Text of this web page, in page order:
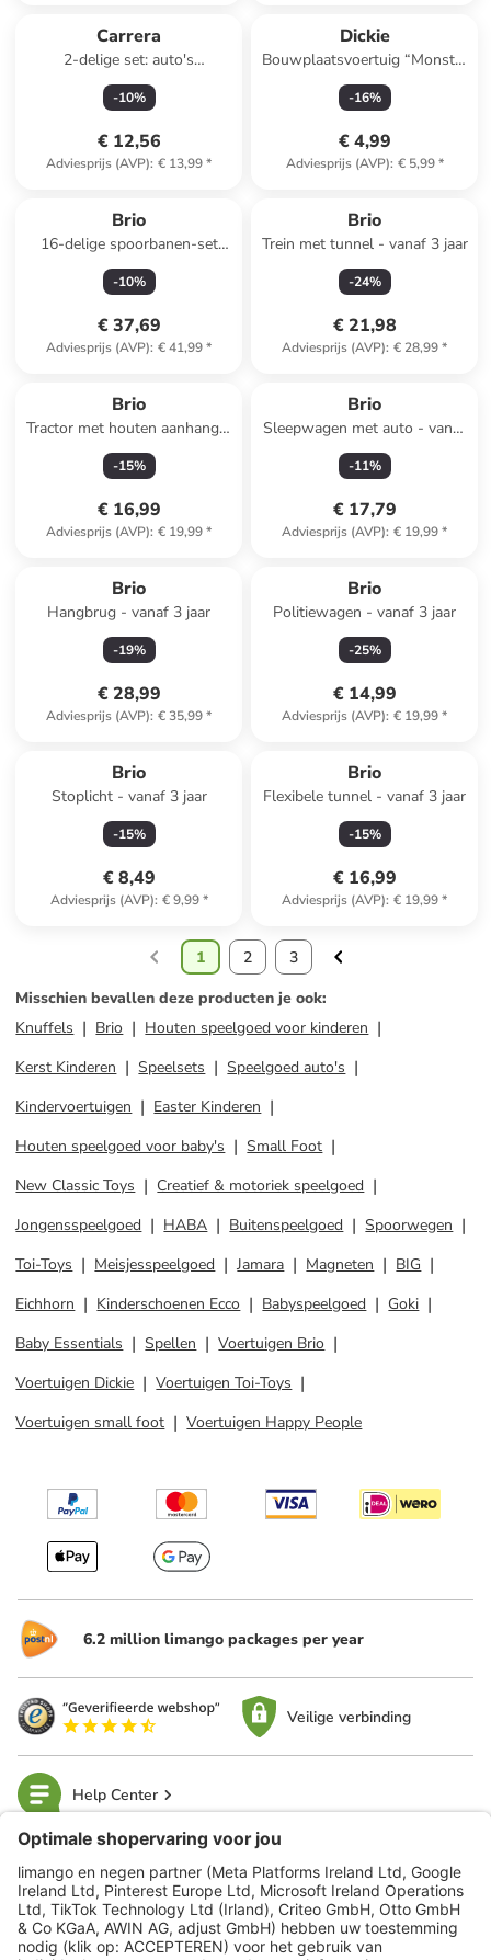
Carrera
2-delige set: auto's
"Pull&Speed Mario Kart(TM)"
wit/rood/groen - vanaf 3 jaar
-10%
€ 12,56
Adviesprijs (AVP): € 13,99*
Dickie
Bouwplaatsvoertuig “Monster
Truck” - vanaf 3 jaar
(verrassingsproduct)
-16%
€ 4,99
Adviesprijs (AVP): € 5,99*
Brio
16-delige spoorbanen-set
"Middelgroot" - vanaf 3 jaar
-10%
€ 37,69
Adviesprijs (AVP): € 41,99*
Brio
Trein met tunnel - vanaf 3 jaar
-24%
€ 21,98
Adviesprijs (AVP): € 28,99*
Brio
Tractor met houten aanhanger
- vanaf 3 jaar
-15%
€ 16,99
Adviesprijs (AVP): € 19,99*
Brio
Sleepwagen met auto - vanaf
3 jaar
-11%
€ 17,79
Adviesprijs (AVP): € 19,99*
Brio
Hangbrug - vanaf 3 jaar
-19%
€ 28,99
Adviesprijs (AVP): € 35,99*
Brio
Politiewagen - vanaf 3 jaar
-25%
€ 14,99
Adviesprijs (AVP): € 19,99*
Brio
Stoplicht - vanaf 3 jaar
-15%
€ 8,49
Adviesprijs (AVP): € 9,99*
Brio
Flexibele tunnel - vanaf 3 jaar
-15%
€ 16,99
Adviesprijs (AVP): € 19,99*
1 2
3
Misschien bevallen deze producten je ook:
Knuffels
Brio
Houten speelgoed voor kinderen
Kerst Kinderen
Speelsets
Speelgoed auto's
Kindervoertuigen
Easter Kinderen
Houten speelgoed voor baby's
Small Foot
New Classic Toys
Creatief & motoriek speelgoed
Jongensspeelgoed
HABA Buitenspeelgoed
Spoorwegen
Toi-Toys
Meisjesspeelgoed Jamara Magneten
BIG
Eichhorn
Kinderschoenen Ecco Babyspeelgoed
Goki
Baby Essentials
Spellen
Voertuigen Brio
Voertuigen Dickie
Voertuigen Toi-Toys
Voertuigen small foot
Voertuigen Happy People
6.2 million limango packages per year
Veilige verbinding
Help Center
limango
Veilig winkelen